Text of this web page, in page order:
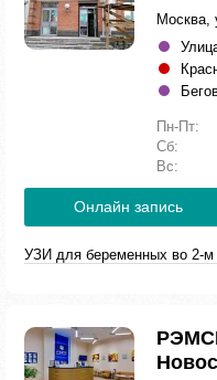
Москва,
Пн-Пт:
Сб:
Вс:
Онлайн запись
УЗИ для беременных во 2-м